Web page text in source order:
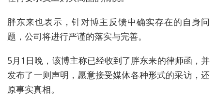
胖东来也表示，针对博主反馈中确实存在的自身问
题，公司将进行严谨的落实与完善。
5月 1 日晚，该博主称已经收到了胖东来的律师函，并
发布了一则声明，愿意接受媒体各种形式的采访，还
原事实真相。